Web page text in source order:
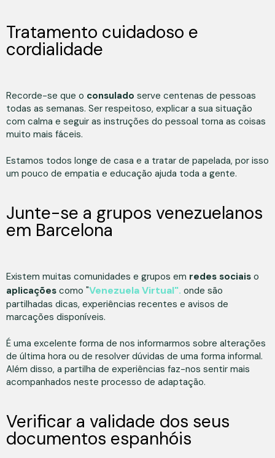
Tratamento cuidadoso e
cordialidade
Recorde-se que o consulado serve centenas de pessoas
todas as semanas. Ser respeitoso, explicar a sua situação
com calma e seguir as instruções do pessoal torna as coisas
muito mais fáceis.
Estamos todos longe de casa e a tratar de papelada, por isso
um pouco de empatia e educação ajuda toda a gente.
Junte-se a grupos venezuelanos
em Barcelona
Existem muitas comunidades e grupos em redes sociais o
aplicações como "Venezuela Virtual". onde são
partilhadas dicas, experiências recentes e avisos de
marcações disponíveis.
É uma excelente forma de nos informarmos sobre alterações
de última hora ou de resolver dúvidas de uma forma informal.
Além disso, a partilha de experiências faz-nos sentir mais
acompanhados neste processo de adaptação.
Verificar a validade dos seus
documentos espanhóis